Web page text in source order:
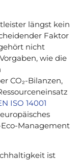
längst kein
Faktor
nicht
wie die
CO₂-Bilanzen,
ISO 14001
Management
ist